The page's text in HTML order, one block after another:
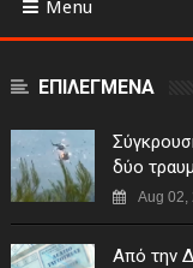
Menu
ΕΠΙΛΕΓΜΕΝΑ
δύο
Aug 02,
Από την